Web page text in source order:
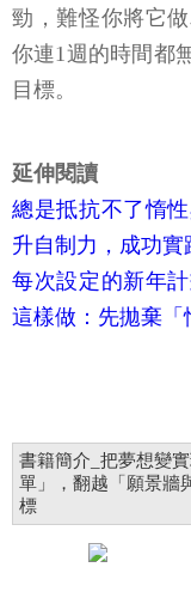
勁，難怪你將它
你連1週的時間都
目標。
延伸閱讀
總是抵抗不了惰
升自制力，成功實
每次設定的新年
這樣做：先拋棄
書籍簡介_把夢想變
單」，翻越「願景牆
標